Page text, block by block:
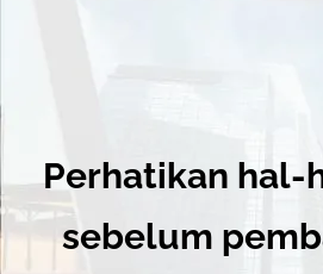
Perhatikan hal-
sebelum